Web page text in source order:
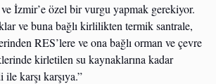
İzmir’e özel bir vurgu yapmak gerekiyor.
ve buna bağlı kirlilikten termik santrale,
RES’lere ve ona bağlı orman ve çevre
kirletilen su kaynaklarına kadar
karşı karşıya.”